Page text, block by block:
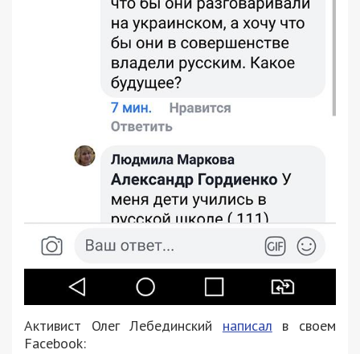
Активист Олег Лебединский написал в своем
Facebook: